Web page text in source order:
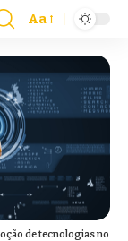
Aa
de tecnologias no